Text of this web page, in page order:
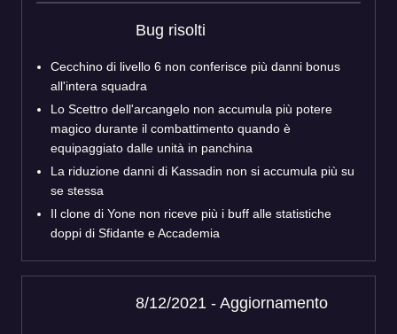
Bug risolti
Cecchino di livello 6 non conferisce più danni bonus
all'intera squadra
Lo Scettro dell'arcangelo non accumula più potere
magico durante il combattimento quando è
equipaggiato dalle unità in panchina
La riduzione danni di Kassadin non si accumula più su
se stessa
Il clone di Yone non riceve più i buff alle statistiche
doppi di Sfidante e Accademia
8/12/2021 - Aggiornamento